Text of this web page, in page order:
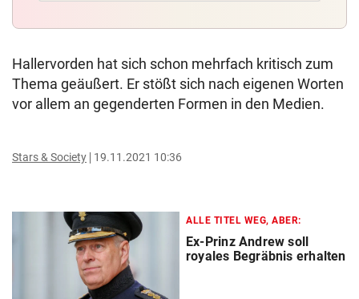
Hallervorden hat sich schon mehrfach kritisch zum
Thema geäußert. Er stößt sich nach eigenen Worten
vor allem an gegenderten Formen in den Medien.
Stars & Society 19.11.2021 10:36
ALLE TITEL WEG, ABER:
Ex-Prinz Andrew soll
royales Begräbnis erhalten